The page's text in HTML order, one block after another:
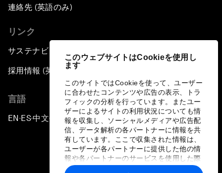
このウェブサイトはCookieを使用し
ます
このサイトではCookieを使って、ユーザー
に合わせたコンテンツや広告の表示、トラ
フィックの分析を行っています。またユー
ザーによるサイトの利用状況についても情
報を収集し、ソーシャルメディアや広告配
信、データ解析の各パートナーに情報を共
有しています。ここで収集された情報は、
ユーザーが各パートナーに提供した他の情
報や各パートナーのサービスを使用した際
に収集された情報と組み合わされ、各パー
連絡先 (英語のみ)
リンク
サステナビリティへの取り組み
採用情報 (英語のみ)
言語
EN ▪ES▪中文▪ 日本語